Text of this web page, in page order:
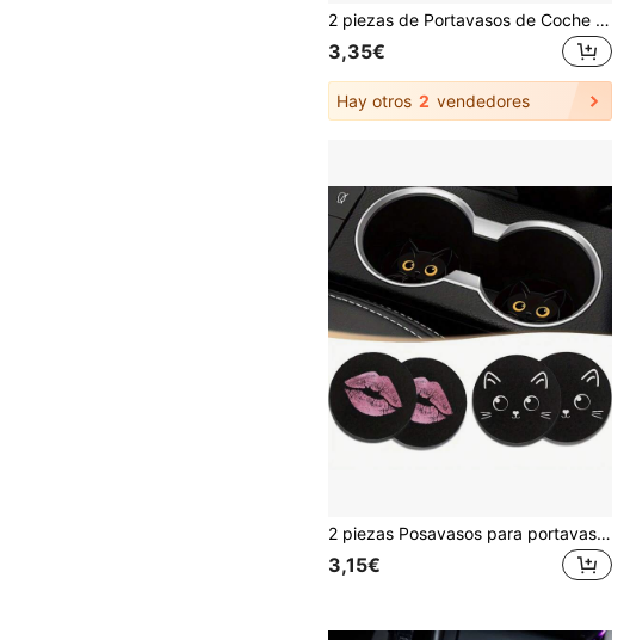
2 piezas de Portavasos de Coche de Goma Premium, Antideslizante y Antipolvo, Fácil de Limpiar, Accesorios Universales de Portavasos de Coche
3,35€
Hay otros 2 vendedores
2 piezas Posavasos para portavasos de coche con diseño de gato - Antideslizante, de 2.8 pulgadas hecho de goma natural, lavable, con un peso de 8 gramos por pieza, perfecto para accesorios interiores de coche - Adecuado para propietarios de coches - Adecuado para uso diario - Un excelente regalo para entusiastas del automóvil
3,15€